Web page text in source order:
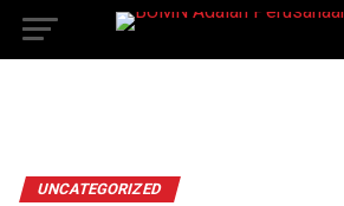
UNCATEGORIZED